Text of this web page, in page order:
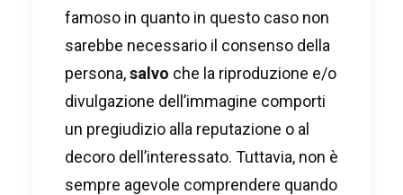
famoso in quanto in questo caso non
sarebbe necessario il consenso della
persona,salvo che la riproduzione e/o
divulgazione dell’immagine comporti
un pregiudizio alla reputazione o al
decoro dell’interessato. Tuttavia, non è
sempre agevole comprendere quando